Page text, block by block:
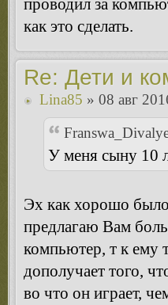
проводил за
как это сделать.
Re: Дети и
Lina85 » 08 авг
У меня сыну 10
Эх как хорошо
предлагаю Вам
компьютер, т к ему
дополучает того,
во что он играет,